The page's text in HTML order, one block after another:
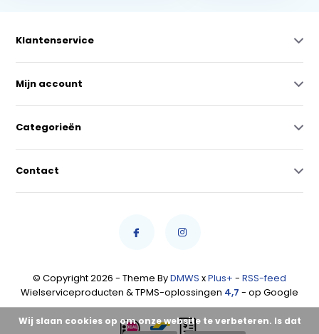
Klantenservice
Mijn account
Categorieën
Contact
© Copyright 2026 - Theme ByDMWS xPlus+ - RSS-feed
Wielserviceproducten & TPMS-oplossingen 4,7 - op Google
Wij slaan cookies op om onze website te verbeteren. Is dat